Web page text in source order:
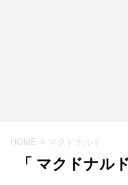
HOME > マクドナルド
「 マクドナル